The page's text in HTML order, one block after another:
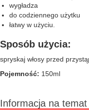
wygładza
do codziennego użytku
łatwy w użyciu.
Sposób użycia:
spryskaj włosy przed
Pojemność: 150ml
Informacja na